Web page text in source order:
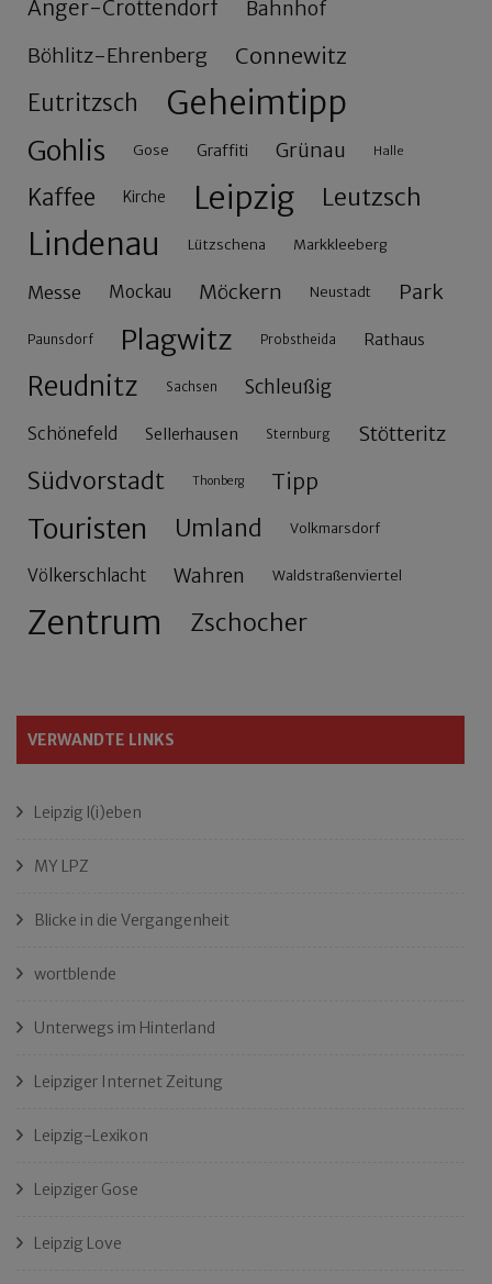
Anger-Crottendorf Bahnhof
Böhlitz-Ehrenberg Connewitz
Eutritzsch Geheimtipp
Gohlis Gose Graffiti Grünau Halle
Kaffee Kirche Leipzig Leutzsch
Lindenau Lützschena Markkleeberg
Messe Mockau Möckern Neustadt Park
Paunsdorf Plagwitz Probstheida Rathaus
Reudnitz Sachsen Schleußig
Schönefeld Sellerhausen Sternburg Stötteritz
Südvorstadt Thonberg Tipp
Touristen Umland Volkmarsdorf
Völkerschlacht Wahren Waldstraßenviertel
Zentrum Zschocher
VERWANDTE LINKS
Leipzig l(i)eben
MY LPZ
Blicke in die Vergangenheit
wortblende
Unterwegs im Hinterland
Leipziger Internet Zeitung
Leipzig-Lexikon
Leipziger Gose
Leipzig Love